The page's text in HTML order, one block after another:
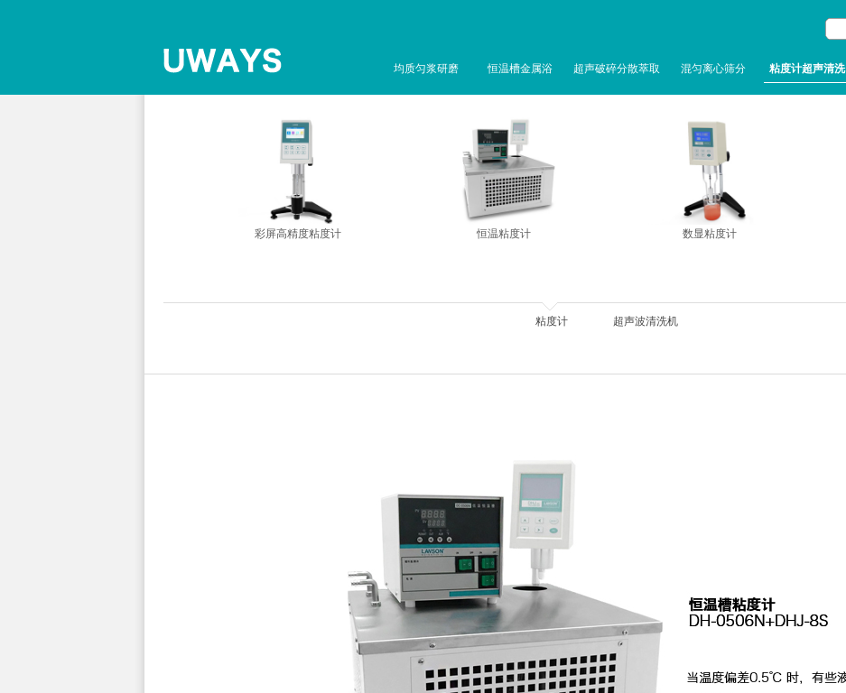
均质匀浆研磨 恒温槽金属浴 超声破碎分散萃取 混匀离心筛分 粘度计超声清洗
彩屏高精度粘度计 恒温粘度计 数显粘度计
粘度计 超声波清洗机